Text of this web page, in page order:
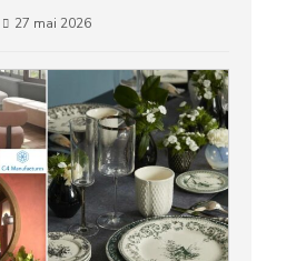
27 mai 2026